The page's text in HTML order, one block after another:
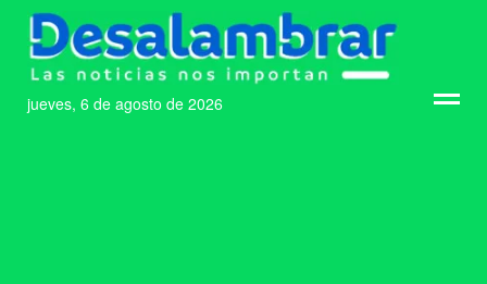
jueves, 6 de agosto de 2026